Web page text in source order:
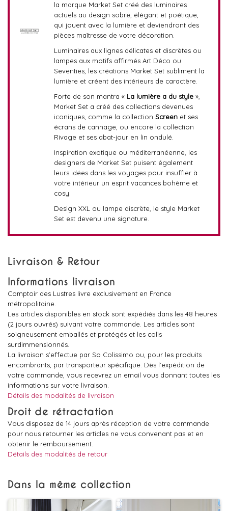
la marque Market Set créé des luminaires
actuels au design sobre, élégant et poétique,
qui jouent avec la lumière et deviendront des
pièces maîtresse de votre décoration.
Luminaires aux lignes délicates et discrètes ou
lampes aux motifs affirmés Art Déco ou
Seventies, les créations Market Set subliment la
lumière et créent des intérieurs de caractère.
Forte de son mantra « La lumière a du style»,
Market Set a créé des collections devenues
iconiques, comme la collection Screenet ses
écrans de cannage, ou encore la collection
Rivage et ses abat-jour en lin ondulé.
Inspiration exotique ou méditerranéenne, les
designers de Market Set puisent également
leurs idées dans les voyages pour insuffler à
votre intérieur un esprit vacances bohème et
cosy.
Design XXL ou lampe discrète, le style Market
Set est devenu une signature.
Livraison & Retour
Informations livraison
Comptoir des Lustres livre exclusivement en France
métropolitaine.
Les articles disponibles en stock sont expédiés dans les 48 heures
(2 jours ouvrés) suivant votre commande. Les articles sont
soigneusement emballés et protégés et les colis
surdimmensionnés.
La livraison s'effectue par So Colissimo ou, pour les produits
encombrants, par transporteur spécifique. Dès l'expédition de
votre commande, vous recevrez un email vous donnant toutes les
informations sur votre livraison.
Détails des modalités de livraison
Droit de rétractation
Vous disposez de 14 jours après réception de votre commande
pour nous retourner les articles ne vous convenant pas et en
obtenir le remboursement.
Détails des modalités de retour
Dans la même collection